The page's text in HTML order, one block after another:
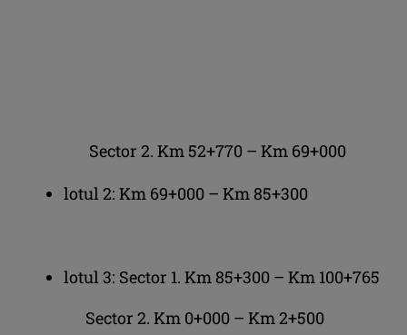
Sector 2. Km 52+770 – Km 69+000
lotul 2: Km 69+000 – Km 85+300
lotul 3: Sector 1. Km 85+300 – Km 100+765
Sector 2. Km 0+000 – Km 2+500